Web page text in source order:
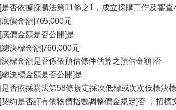
[是否依據採購法第11條之1，成立採購工作及審查
[底價金額]765,000元
[底價金額是否公開]是
[總決標金額]760,000元
[決標金額是否係依預估條件估算之預估金額]否
[總決標金額是否公開]是
[是否依採購法第58條規定採次低標或次次低標決
[契約是否訂有依物價指數調整價金規定]否 ，招標